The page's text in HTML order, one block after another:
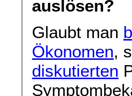
auslösen?
Glaubt man
Ökonomen,
diskutierten